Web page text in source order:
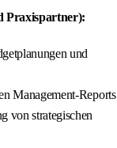
Praxispartner):
und
Management-Reports
von strategischen